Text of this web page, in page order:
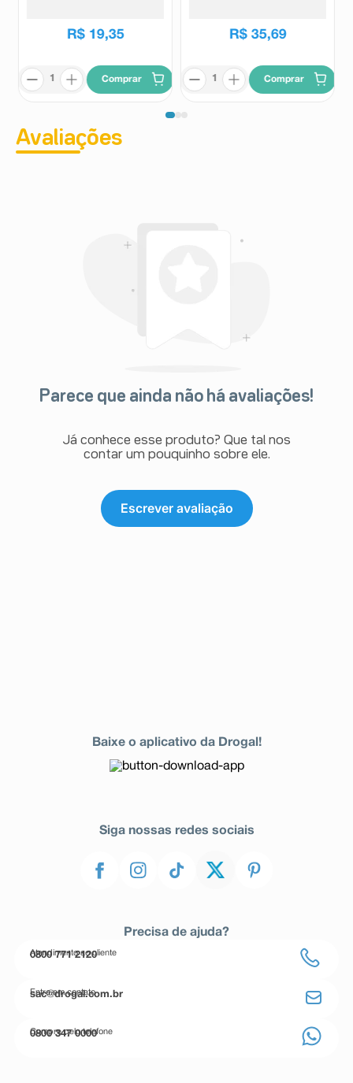
R$ 19,35
Comprar
R$ 35,69
Comprar
Avaliações
Parece que ainda não há avaliações!
Já conhece esse produto? Que tal nos
contar um pouquinho sobre ele.
Escrever avaliação
Baixe o aplicativo da Drogal!
Siga nossas redes sociais
Precisa de ajuda?
Atendimento ao cliente
0800 771 2120
Entre em contato
sac@drogal.com.br
Compre pelo telefone
0800 347 0000